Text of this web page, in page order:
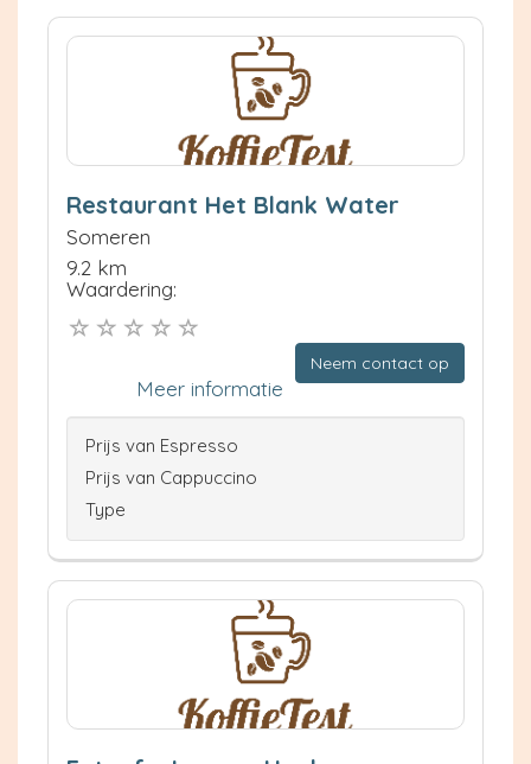
Restaurant Het Blank Water
Someren
9.2 km
Waardering:
Neem contact op
Meer informatie
Prijs van Espresso
Prijs van Cappuccino
Type